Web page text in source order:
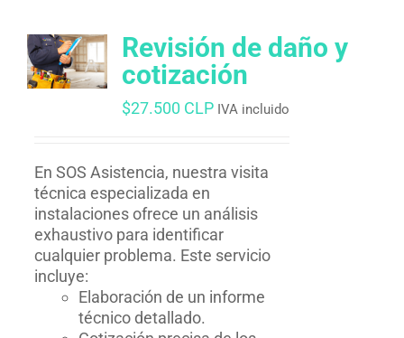
Revisión de daño y
cotización
$27.500 CLP IVA incluido
En SOS Asistencia, nuestra visita
técnica especializada en
instalaciones ofrece un análisis
exhaustivo para identificar
cualquier problema. Este servicio
incluye:
Elaboración de un informe
técnico detallado.